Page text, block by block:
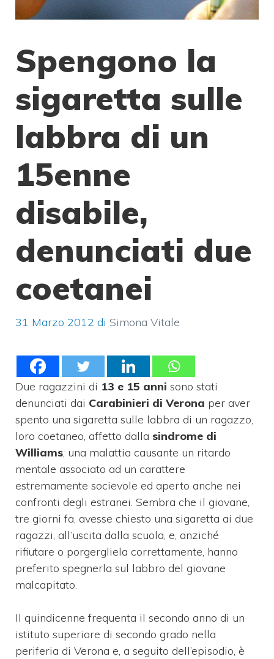
Spengono la
sigaretta sulle
labbra di un
15enne
disabile,
denunciati due
coetanei
31 Marzo 2012 di Simona Vitale
Due ragazzini di 13 e 15 anni sono stati
denunciati dai Carabinieri di Verona per aver
spento una sigaretta sulle labbra di un ragazzo,
loro coetaneo, affetto dalla sindrome di
Williams , una malattia causante un ritardo
mentale associato ad un carattere
estremamente socievole ed aperto anche nei
confronti degli estranei. Sembra che il giovane,
tre giorni fa, avesse chiesto una sigaretta ai due
ragazzi, all’uscita dalla scuola, e, anziché
rifiutare o porgergliela correttamente, hanno
preferito spegnerla sul labbro del giovane
malcapitato.
Il quindicenne frequenta il secondo anno di un
istituto superiore di secondo grado nella
periferia di Verona e, a seguito dell’episodio, è